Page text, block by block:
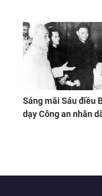
Sáng mãi Sáu điều
dạy Công an nhân